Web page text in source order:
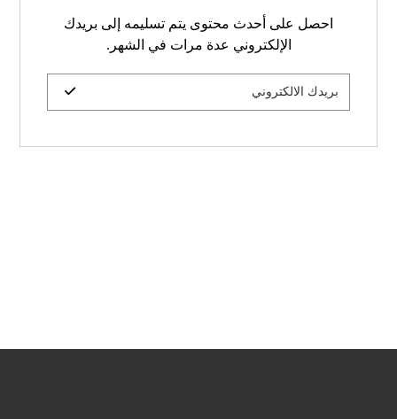
احصل على أحدث محتوى يتم تسليمه إلى بريدك
الإلكتروني عدة مرات في الشهر.